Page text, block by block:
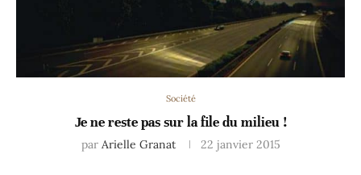
Société
Je ne reste pas sur la file du milieu !
par Arielle Granat 22 janvier 2015